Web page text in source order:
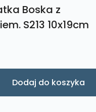
Boska z
S213 10x19cm
Dodaj do koszyka